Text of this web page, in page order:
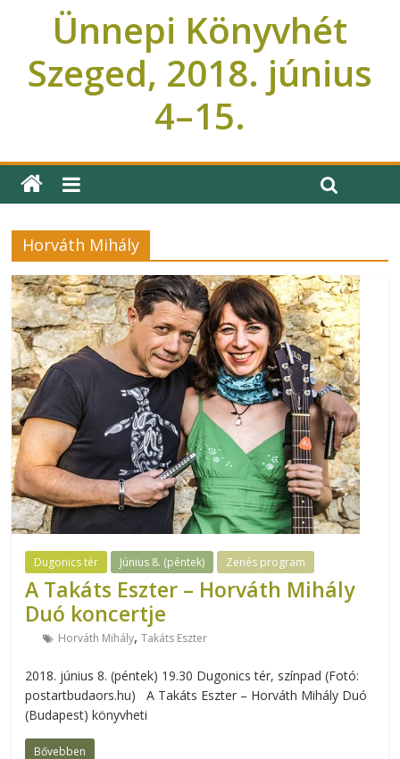
Ünnepi Könyvhét
Szeged, 2018. június
4–15.
Horváth Mihály
Dugonics tér Június 8. (péntek) Zenés program
A Takáts Eszter – Horváth Mihály
Duó koncertje
Horváth Mihály,Takáts Eszter
2018. június 8. (péntek) 19.30 Dugonics tér, színpad (Fotó:
postartbudaors.hu) A Takáts Eszter – Horváth Mihály Duó
(Budapest) könyvheti
Bővebben